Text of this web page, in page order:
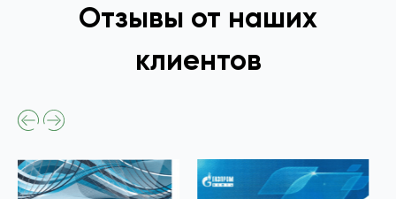
Отзывы от наших
клиентов